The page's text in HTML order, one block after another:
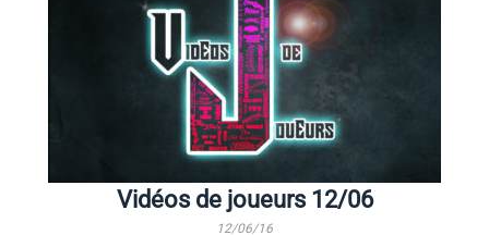
Vidéos de joueurs 12/06
12/06/16